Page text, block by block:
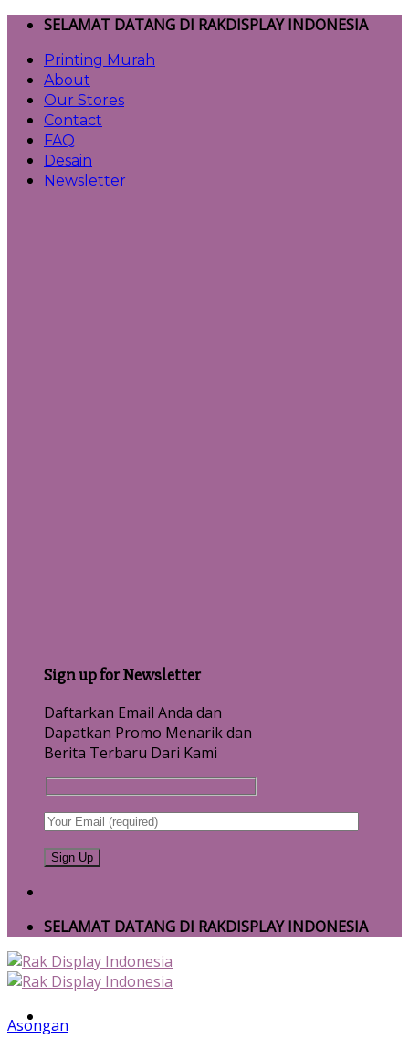
Skip
content
SELAMAT DATANG DI RAKDISPLAY INDONESIA
Printing Murah
About
Our Stores
Contact
FAQ
Desain
Newsletter
Sign up for Newsletter
Daftarkan Email Anda dan
Dapatkan Promo Menarik dan
Berita Terbaru Dari Kami
SELAMAT DATANG DI RAKDISPLAY INDONESIA
Asongan